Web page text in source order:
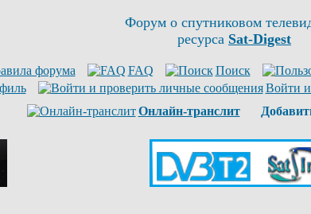
Форум о спутниковом
ресурса Sat-Digest
форума FAQ Поиск
Войти
Онлайн-транслит